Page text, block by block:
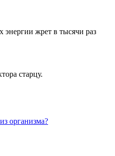
энергии жрет в тысячи раз
старцу.
организма?